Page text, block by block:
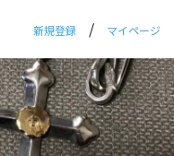
新規登録 / マイページ